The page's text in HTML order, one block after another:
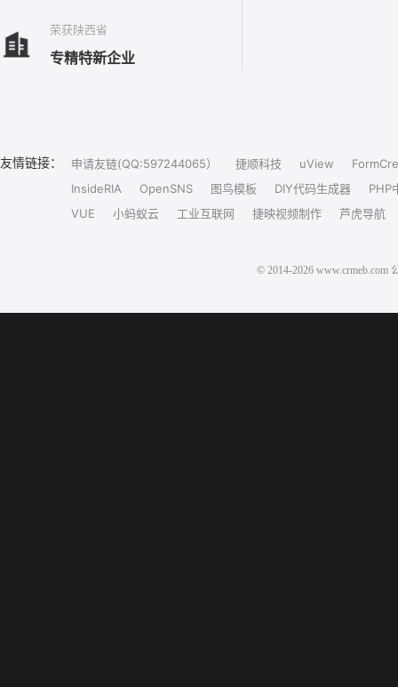
荣获陕西省
专精特新企业
友情链接： 申请友链(QQ:597244065） 捷顺科技 uView
InsideRIA
OpenSNS 图鸟模板 DIY代码生成器
PHP
VUE
小蚂蚁云 工业互联网 捷映视频制作 芦虎导航
© 2014-2026